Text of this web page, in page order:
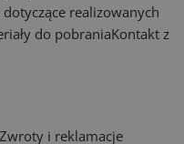
realizowanych
do pobraniaKontakt z
Zwroty i reklamacje